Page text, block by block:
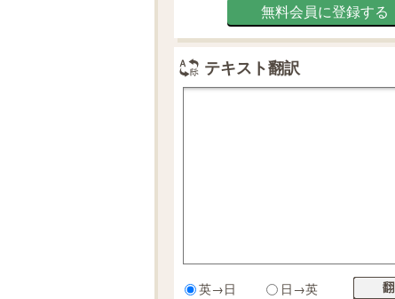
無料会員に登録する
テキスト翻訳
英→日 日→英